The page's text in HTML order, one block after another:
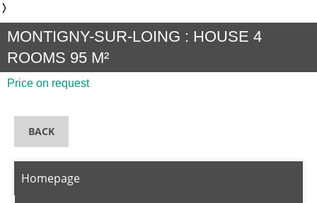
❭
MONTIGNY-SUR-LOING : HOUSE 4
ROOMS 95 M²
Price on request
Homepage
BACK